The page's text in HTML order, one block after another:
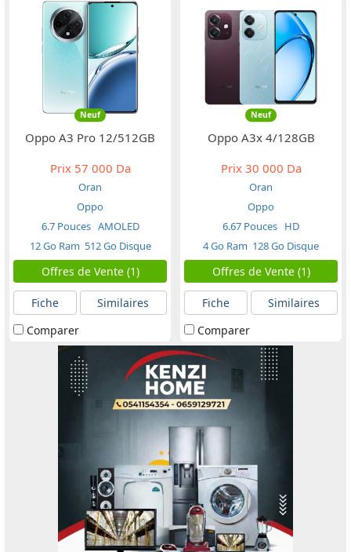
Neuf
Oppo A3 Pro 12/512GB
Prix57 000 Da
Oran
Oppo
6.7 Pouces AMOLED
12 Go Ram 512 Go Disque
Offres de Vente (1)
Fiche
Similaires
Comparer
Neuf
Oppo A3x 4/128GB
Prix30 000 Da
Oran
Oppo
6.67 Pouces HD
4 Go Ram 128 Go Disque
Offres de Vente (1)
Fiche
Similaires
Comparer